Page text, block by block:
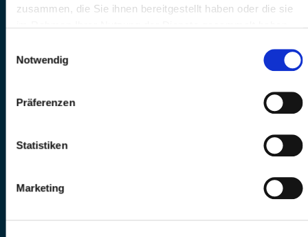
zusammen, die Sie ihnen bereitgestellt haben oder die sie
Notwendig
Präferenzen
Statistiken
Marketing
Rickenbach
MS Sports folgen